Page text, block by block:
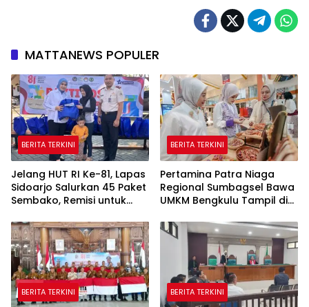
MATTANEWS POPULER
BERITA TERKINI
Jelang HUT RI Ke-81, Lapas
Sidoarjo Salurkan 45 Paket
Sembako, Remisi untuk
BERITA TERKINI
Pertamina Patra Niaga
Regional Sumbagsel Bawa
UMKM Bengkulu Tampil di
2026
BERITA TERKINI BERITA TERKINI